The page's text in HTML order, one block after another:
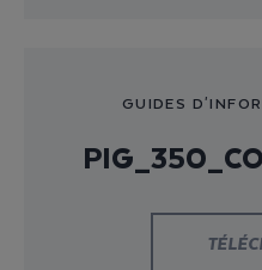
GUIDES